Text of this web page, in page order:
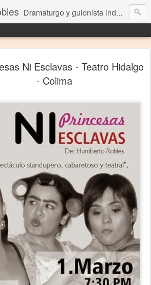
Dramaturgo y guionista independiente
Ni Esclavas - Teatro Hidalgo
- Colima